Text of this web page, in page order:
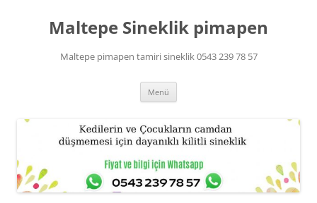
Maltepe Sineklik pimapen
Maltepe pimapen tamiri sineklik 0543 239 78 57
Menü